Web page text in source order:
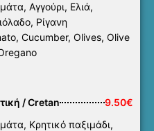
Αγγούρι, Ελιά,
Ρίγανη
Cucumber, Olives, Olive
/ Cretan
9.50€
Κρητικό παξιμάδι,